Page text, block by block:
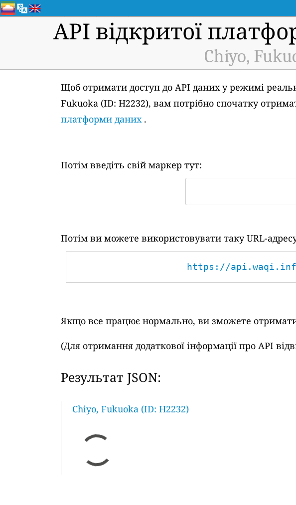
API відкритої
Chiyo,
Щоб отримати доступ до API даних у режимі
Fukuoka (ID: H2232), вам потрібно спочатку
платформи даних.
Потім введіть свій маркер тут:
Потім ви можете використовувати таку URL-
https://api.waqi.info/
Якщо все працює нормально, ви зможете отримати
(Для отримання додаткової інформації про API
Результат JSON:
Chiyo, Fukuoka (ID: H2232)